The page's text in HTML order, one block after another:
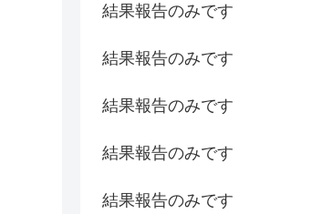
結果報告のみです
結果報告のみです
結果報告のみです
結果報告のみです
結果報告のみです